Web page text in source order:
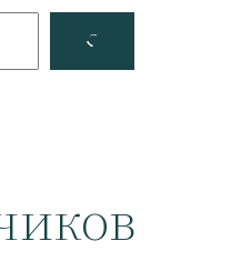
Facebook